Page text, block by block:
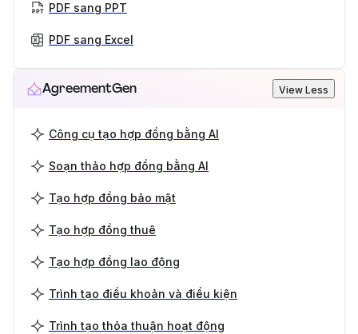
PDF sang PPT
PDF sang Excel
AgreementGen View Less
Công cụ tạo hợp đồng bằng AI
Soạn thảo hợp đồng bằng AI
Tạo hợp đồng bảo mật
Tạo hợp đồng thuê
Tạo hợp đồng lao động
Trình tạo điều khoản và điều kiện
Trình tạo thỏa thuận hoạt động